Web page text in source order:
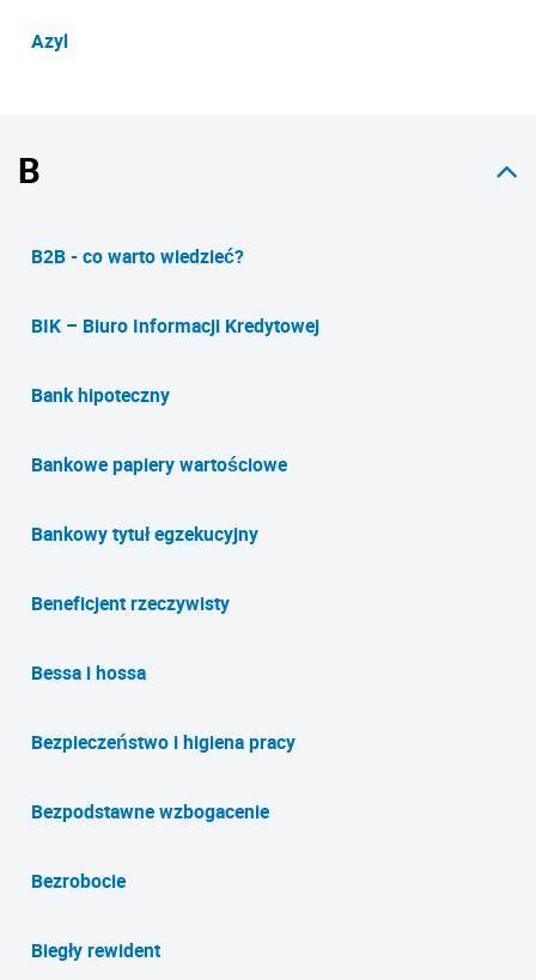
Azyl
B
B2B - co warto wiedzieć?
BIK – Biuro Informacji Kredytowej
Bank hipoteczny
Bankowe papiery wartościowe
Bankowy tytuł egzekucyjny
Beneficjent rzeczywisty
Bessa i hossa
Bezpieczeństwo i higiena pracy
Bezpodstawne wzbogacenie
Bezrobocie
Biegły rewident